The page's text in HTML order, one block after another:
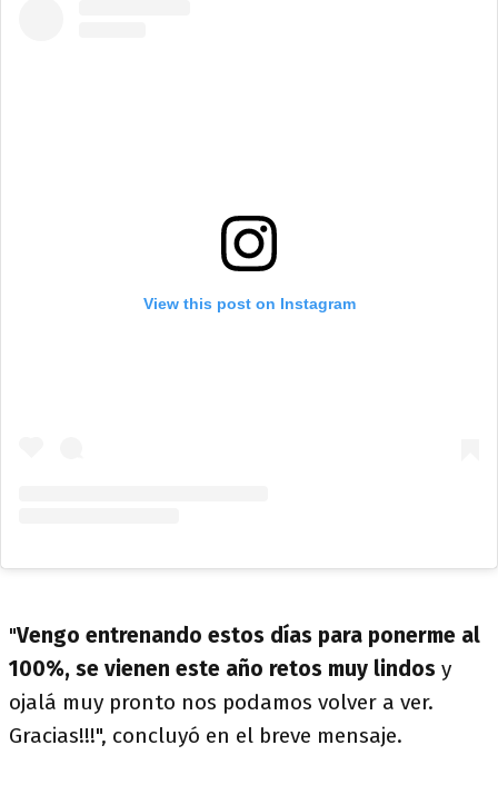
View this post on Instagram
"Vengo entrenando estos días para ponerme al
100%, se vienen este año retos muy lindos y
ojalá muy pronto nos podamos volver a ver.
Gracias!!!", concluyó en el breve mensaje.